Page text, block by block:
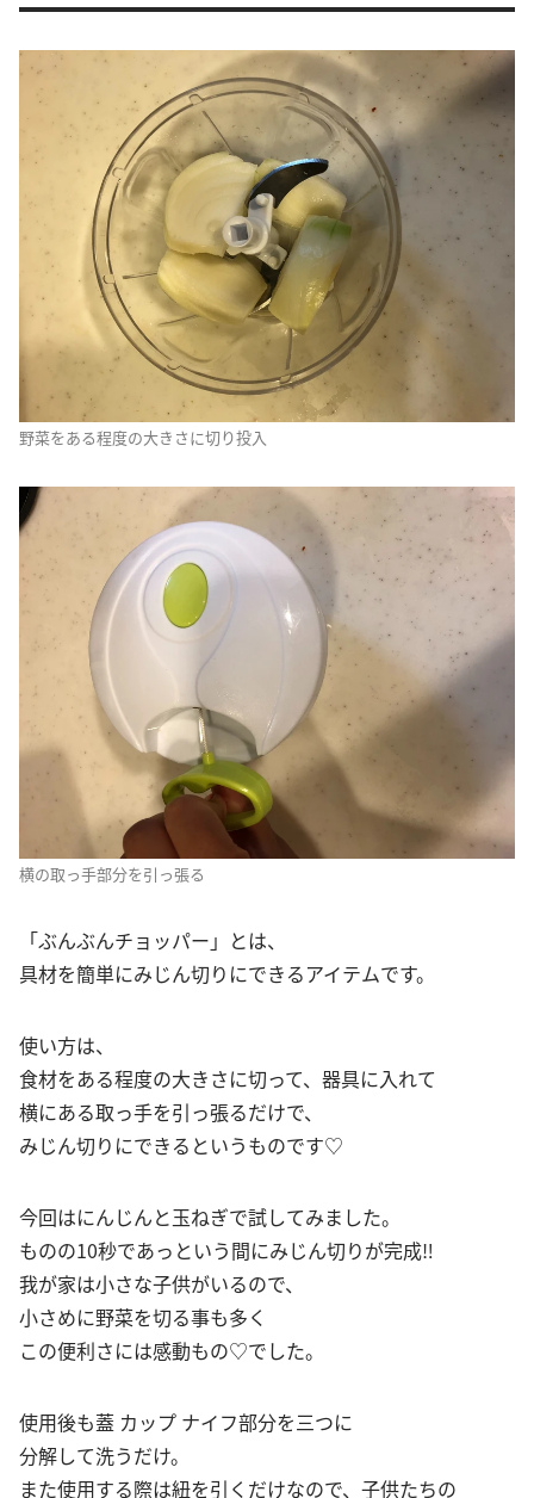
野菜をある程度の大きさに切り投入
横の取っ手部分を引っ張る
「ぶんぶんチョッパー」とは、
具材を簡単にみじん切りにできるアイテムです。
使い方は、
食材をある程度の大きさに切って、器具に入れて
横にある取っ手を引っ張るだけで、
みじん切りにできるというものです♡
今回はにんじんと玉ねぎで試してみました。
ものの10秒であっという間にみじん切りが完成‼︎
我が家は小さな子供がいるので、
小さめに野菜を切る事も多く
この便利さには感動もの♡でした。
使用後も蓋 カップ ナイフ部分を三つに
分解して洗うだけ。
また使用する際は紐を引くだけなので、子供たちの